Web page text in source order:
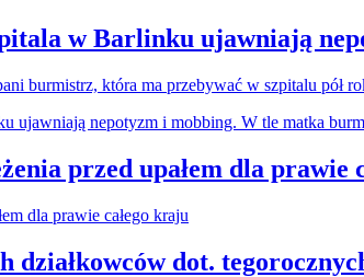
w Barlinku ujawniają
burmistrz, która ma przebywać w szpitalu pół
przed upałem dla prawie
działkowców dot.